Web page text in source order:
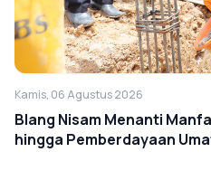
Kamis, 06 Agustus 2026
Blang Nisam Menanti
hingga Pemberdayaan